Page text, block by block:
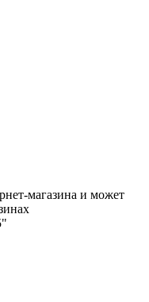
магазина и может